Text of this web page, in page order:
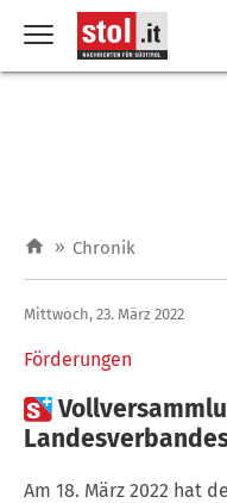
» Chronik
Förderungen
Mittwoch, 23. März 2022

Am 18. März 2022 hat